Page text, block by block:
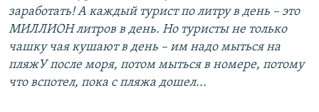
заработать! А каждый турист по литру в день – это
МИЛЛИОН литров в день. Но туристы не только
чашку чая кушают в день – им надо мыться на
пляжУ после моря, потом мыться в номере, потому
что вспотел, пока с пляжа дошел...